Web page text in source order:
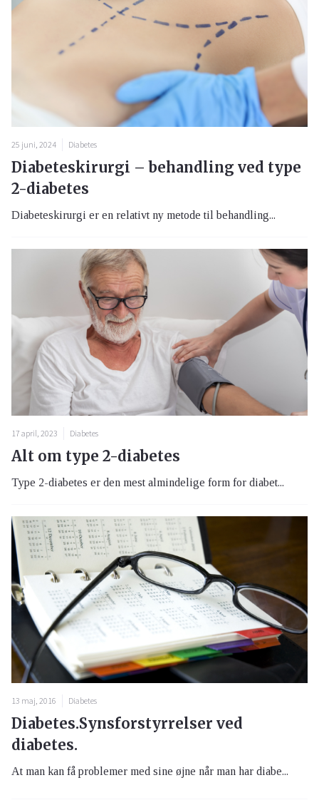
25 juni, 2024 Diabetes
Diabeteskirurgi – behandling ved type
2-diabetes
Diabeteskirurgi er en relativt ny metode til behandling...
17 april, 2023 Diabetes
Alt om type 2-diabetes
Type 2-diabetes er den mest almindelige form for diabet...
13 maj, 2016 Diabetes
Diabetes.Synsforstyrrelser ved
diabetes.
At man kan få problemer med sine øjne når man har diabe...